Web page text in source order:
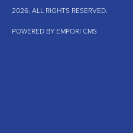
2026. ALL RIGHTS RESERVED.
POWERED BY EMPORI CMS